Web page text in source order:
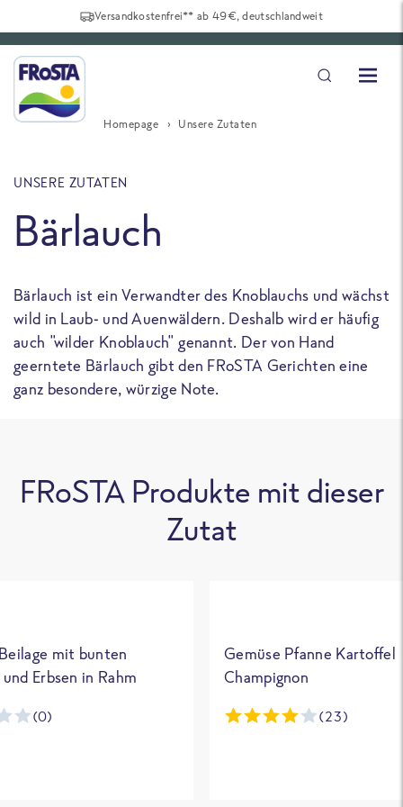
Versandkostenfrei** ab 49€, deutschlandweit
Homepage Unsere Zutaten
UNSERE ZUTATEN
Bärlauch
Bärlauch ist ein Verwandter des Knoblauchs und wächst
wild in Laub- und Auenwäldern. Deshalb wird er häufig
auch "wilder Knoblauch" genannt. Der von Hand
geerntete Bärlauch gibt den FRoSTA Gerichten eine
ganz besondere, würzige Note.
FRoSTA Produkte mit dieser
Zutat
mit bunten
Erbsen in Rahm
(0)
Gemüse Pfanne Kartoffel
Champignon
(23)